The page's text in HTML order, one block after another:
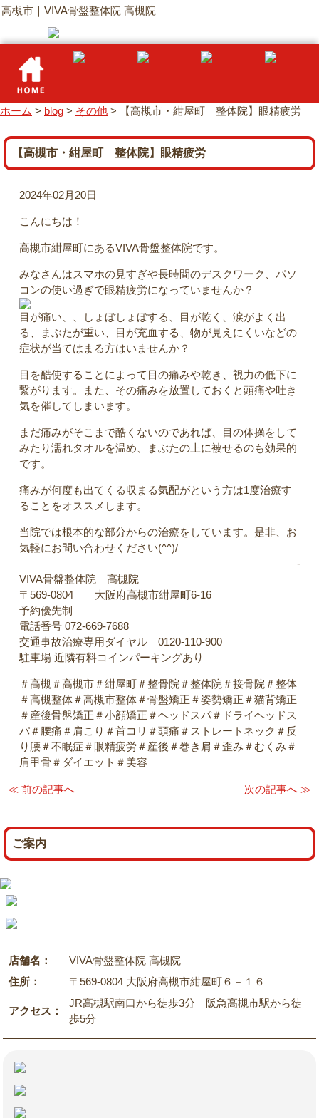
高槻市｜VIVA骨盤整体院 高槻院
ホーム > blog > その他 > 【高槻市・紺屋町 整体院】眼精疲労
【高槻市・紺屋町 整体院】眼精疲労
2024年02月20日
こんにちは！
高槻市紺屋町にあるVIVA骨盤整体院です。
みなさんはスマホの見すぎや長時間のデスクワーク、パソ
コンの使い過ぎで眼精疲労になっていませんか？
目が痛い、、しょぼしょぼする、目が乾く、涙がよく出
る、まぶたが重い、目が充血する、物が見えにくいなどの
症状が当てはまる方はいませんか？
目を酷使することによって目の痛みや乾き、視力の低下に
繋がります。また、その痛みを放置しておくと頭痛や吐き
気を催してしまいます。
まだ痛みがそこまで酷くないのであれば、目の体操をして
みたり濡れタオルを温め、まぶたの上に被せるのも効果的
です。
痛みが何度も出てくる収まる気配がという方は1度治療す
ることをオススメします。
当院では根本的な部分からの治療をしています。是非、お
気軽にお問い合わせください(^^)/
——————————————————————————-
VIVA骨盤整体院 高槻院
〒569-0804 大阪府高槻市紺屋町6-16
予約優先制
電話番号 072-669-7688
交通事故治療専用ダイヤル 0120-110-900
駐車場 近隣有料コインパーキングあり
＃高槻＃高槻市＃紺屋町＃整骨院＃整体院＃接骨院＃整体
＃高槻整体＃高槻市整体＃骨盤矯正＃姿勢矯正＃猫背矯正
＃産後骨盤矯正＃小顔矯正＃ヘッドスパ＃ドライヘッドス
パ＃腰痛＃肩こり＃首コリ＃頭痛＃ストレートネック＃反
り腰＃不眠症＃眼精疲労＃産後＃巻き肩＃歪み＃むくみ＃
肩甲骨＃ダイエット＃美容
≪ 前の記事へ 次の記事へ ≫
ご案内
店舗名：
VIVA骨盤整体院 高槻院
住所：
〒569-0804 大阪府高槻市紺屋町６－１６
アクセス：
JR高槻駅南口から徒歩3分 阪急高槻市駅から徒
歩5分